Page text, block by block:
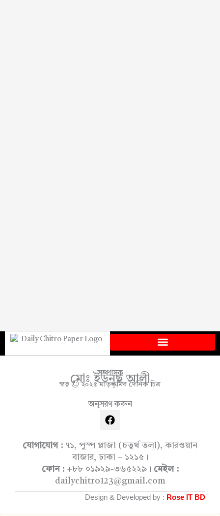
সম্পাদক
মোঃ ইউনুছ আলী
স্বত্ব © ২০২৫ মাতৃভূমির দৈনিক চিত্র
অনুসরণ করুন
F
a
e
b
o
k
যোগাযোগ : ৭১, পুস্প প্লাজা (চতুর্থ তলা), কারওয়ান
বাজার, ঢাকা – ১২১৫।
ফোন :+৮৮ ০১৯২৯-৩৬৫২২৯। মেইল :
dailychitro123@gmail.com
Design & Developed by : Rose IT BD